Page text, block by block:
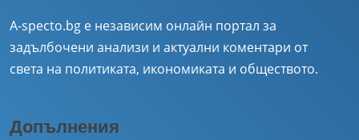
A-specto.bg е независим онлайн портал за
задълбочени анализи и актуални коментари от
света на политиката, икономиката и обществото.
Допълнения